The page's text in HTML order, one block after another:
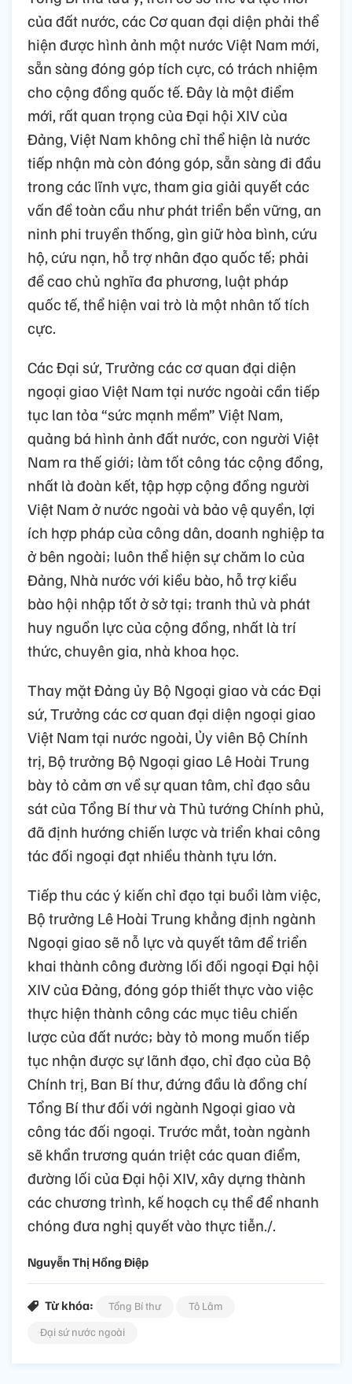
của đất nước, các Cơ quan đại diện phải thể
hiện được hình ảnh một nước Việt Nam mới,
sẵn sàng đóng góp tích cực, có trách nhiệm
cho cộng đồng quốc tế. Đây là một điểm
mới, rất quan trọng của Đại hội XIV của
Đảng, Việt Nam không chỉ thể hiện là nước
tiếp nhận mà còn đóng góp, sẵn sàng đi đầu
trong các lĩnh vực, tham gia giải quyết các
vấn đề toàn cầu như phát triển bền vững, an
ninh phi truyền thống, gìn giữ hòa bình, cứu
hộ, cứu nạn, hỗ trợ nhân đạo quốc tế; phải
đề cao chủ nghĩa đa phương, luật pháp
quốc tế, thể hiện vai trò là một nhân tố tích
cực.
Các Đại sứ, Trưởng các cơ quan đại diện
ngoại giao Việt Nam tại nước ngoài cần tiếp
tục lan tỏa “sức mạnh mềm” Việt Nam,
quảng bá hình ảnh đất nước, con người Việt
Nam ra thế giới; làm tốt công tác cộng đồng,
nhất là đoàn kết, tập hợp cộng đồng người
Việt Nam ở nước ngoài và bảo vệ quyền, lợi
ích hợp pháp của công dân, doanh nghiệp ta
ở bên ngoài; luôn thể hiện sự chăm lo của
Đảng, Nhà nước với kiều bào, hỗ trợ kiều
bào hội nhập tốt ở sở tại; tranh thủ và phát
huy nguồn lực của cộng đồng, nhất là trí
thức, chuyên gia, nhà khoa học.
Thay mặt Đảng ủy Bộ Ngoại giao và các Đại
sứ, Trưởng các cơ quan đại diện ngoại giao
Việt Nam tại nước ngoài, Ủy viên Bộ Chính
trị, Bộ trưởng Bộ Ngoại giao Lê Hoài Trung
bày tỏ cảm ơn về sự quan tâm, chỉ đạo sâu
sát của Tổng Bí thư và Thủ tướng Chính phủ,
đã định hướng chiến lược và triển khai công
tác đối ngoại đạt nhiều thành tựu lớn.
Tiếp thu các ý kiến chỉ đạo tại buổi làm việc,
Bộ trưởng Lê Hoài Trung khẳng định ngành
Ngoại giao sẽ nỗ lực và quyết tâm để triển
khai thành công đường lối đối ngoại Đại hội
XIV của Đảng, đóng góp thiết thực vào việc
thực hiện thành công các mục tiêu chiến
lược của đất nước; bày tỏ mong muốn tiếp
tục nhận được sự lãnh đạo, chỉ đạo của Bộ
Chính trị, Ban Bí thư, đứng đầu là đồng chí
Tổng Bí thư đối với ngành Ngoại giao và
công tác đối ngoại. Trước mắt, toàn ngành
sẽ khẩn trương quán triệt các quan điểm,
đường lối của Đại hội XIV, xây dựng thành
các chương trình, kế hoạch cụ thể để nhanh
chóng đưa nghị quyết vào thực tiễn./.
Nguyễn Thị Hồng Điệp
Từ khóa: Tổng Bí thư
Tô Lâm
Đại sứ nước ngoài